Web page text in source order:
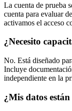
La cuenta de prueba
cuenta para evaluar
activamos el acceso
¿Necesito
No. Está diseñado
Incluye
independiente en la
¿Mis datos están